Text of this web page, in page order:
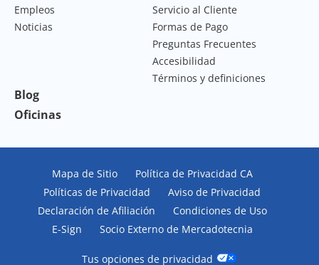
Empleos
Noticias
Servicio al Cliente
Formas de Pago
Preguntas Frecuentes
Accesibilidad
Términos y definiciones
Blog
Oficinas
Mapa de Sitio
Política de Privacidad CA
Políticas de Privacidad
Aviso de Privacidad
Declaración de Afiliación
Condiciones de Uso
E-Sign
Socio Externo de Mercadotecnia
Tus opciones de privacidad